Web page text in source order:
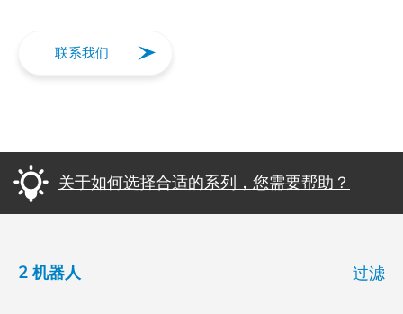
联系我们
关于如何选择合适的系列，您需要帮助？
2 机器人 过滤